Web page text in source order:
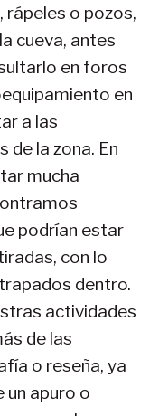
rápeles o pozos,
cueva, antes
en foros
en
a las
de la zona. En
mucha
podrían estar
con lo
dentro.
actividades
de las
o reseña, ya
un apuro o